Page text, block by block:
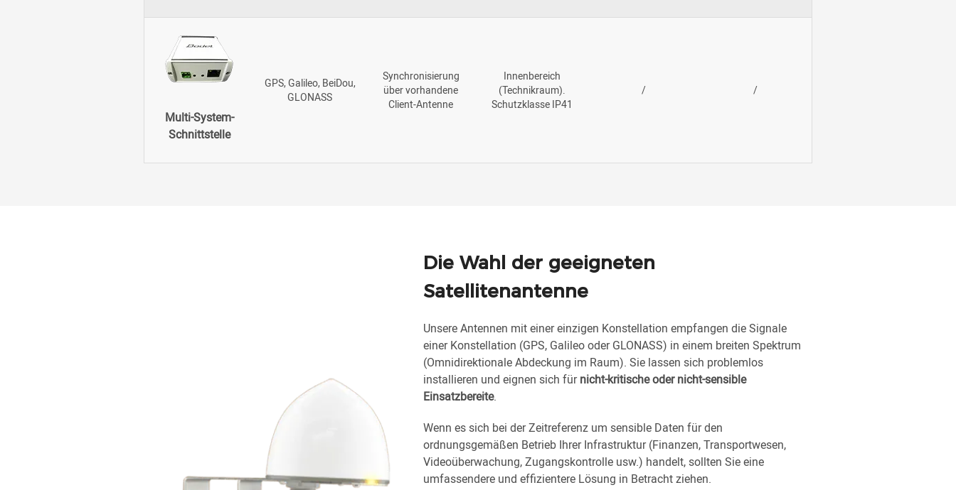
Multi-System-
Schnittstelle
GPS, Galileo, BeiDou,
GLONASS
Synchronisierung
über vorhandene
Client-Antenne
Innenbereich
(Technikraum).
Schutzklasse IP41
/ /
Die Wahl der geeigneten
Satellitenantenne
Unsere Antennen mit einer einzigen Konstellation empfangen die Signale
einer Konstellation (GPS, Galileo oder GLONASS) in einem breiten Spektrum
(Omnidirektionale Abdeckung im Raum). Sie lassen sich problemlos
installieren und eignen sich fürnicht-kritische oder nicht-sensible
Einsatzbereite.
Wenn es sich bei der Zeitreferenz um sensible Daten für den
ordnungsgemäßen Betrieb Ihrer Infrastruktur (Finanzen, Transportwesen,
Videoüberwachung, Zugangskontrolle usw.) handelt, sollten Sie eine
umfassendere und effizientere Lösung in Betracht ziehen.